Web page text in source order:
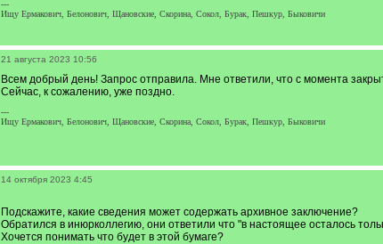
---
Ищу Ермакович, Белонович, Щановские, Скорина, Сокол, Бурак, Пешкур, Быковичи
21 августа 2023 10:56
Всем добрый день! Запрос отправила. Мне ответили, что с момента
Сейчас, к сожалению, уже поздно.
---
Ищу Ермакович, Белонович, Щановские, Скорина, Сокол, Бурак, Пешкур, Быковичи
14 октября 2023 4:45
Подскажите, какие сведения может содержать архивное заключение?
Обратился в инюрколлегию, они ответили что "в настоящее осталось
Хочется понимать что будет в этой бумаге?